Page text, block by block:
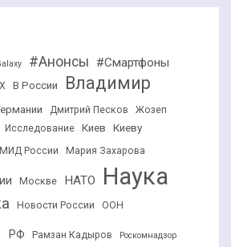
#Анонсы #Смартфоны
В России
Владимир
Дмитрий Песков
Жозеп
Исследование Киев Киеву
МИД России Мария Захарова
Москве НАТО Наука
Новости России ООН
РФ Рамзан Кадыров Роскомнадзор